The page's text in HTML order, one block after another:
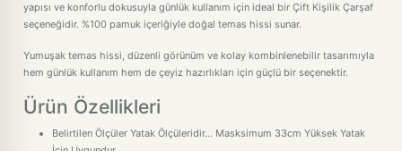
yapısı ve konforlu dokusuyla günlük kullanım için ideal bir Çift Kişilik Çarşaf
seçeneğidir. %100 pamuk içeriğiyle doğal temas hissi sunar.
Yumuşak temas hissi, düzenli görünüm ve kolay kombinlenebilir tasarımıyla
hem günlük kullanım hem de çeyiz hazırlıkları için güçlü bir seçenektir.
Ürün Özellikleri
Belirtilen Ölçüler Yatak Ölçüleridir... Masksimum 33cm Yüksek Yatak